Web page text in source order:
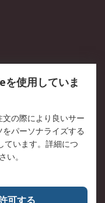
報
レートサイト
歴史
使用していま
の際により良いサー
パーソナライズする
ています。詳細につ
い。
可する